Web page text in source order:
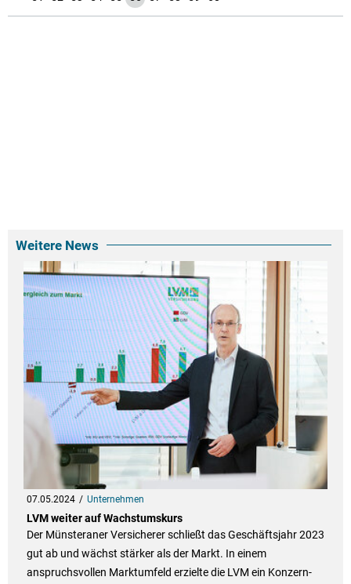
Weitere News
07.05.2024 Unternehmen
LVM weiter auf Wachstumskurs
Der Münsteraner Versicherer schließt das Geschäftsjahr 2023
gut ab und wächst stärker als der Markt. In einem
anspruchsvollen Marktumfeld erzielte die LVM ein Konzern-